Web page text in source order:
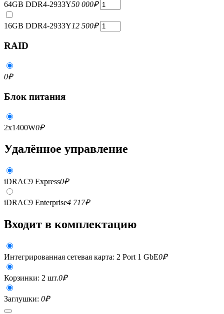
64GB DDR4-2933Y50 000₽
16GB DDR4-2933Y12 500₽
RAID
0₽
Блок питания
2x1400W0₽
Удалённое управление
iDRAC9 Express0₽
iDRAC9 Enterprise4 717₽
Входит в комплектацию
Интегрированная сетевая карта: 2 Port 1 GbE0₽
Корзинки: 2 шт.0₽
Заглушки: 0₽